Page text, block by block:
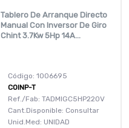
Tablero De Arranque Directo
Manual Con Inversor De Giro
Chint 3.7Kw 5Hp 14A...
Código: 1006695
COINP-T
Ref./Fab: TADMIGC5HP220V
Cant.Disponible: Consultar
Unid.Med: UNIDAD